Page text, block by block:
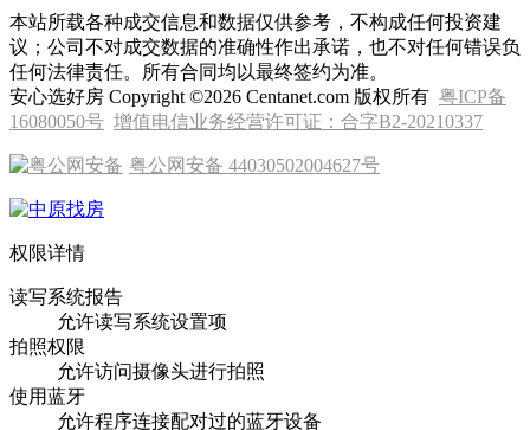
本站所载各种成交信息和数据仅供参考，不构成任何投资建
议；公司不对成交数据的准确性作出承诺，也不对任何错误负
任何法律责任。所有合同均以最终签约为准。
安心选好房 Copyright ©2026 Centanet.com 版权所有 粤ICP备
16080050号 增值电信业务经营许可证：合字B2-20210337
粤公网安备 44030502004627号
权限详情
读写系统报告
允许读写系统设置项
拍照权限
允许访问摄像头进行拍照
使用蓝牙
允许程序连接配对过的蓝牙设备